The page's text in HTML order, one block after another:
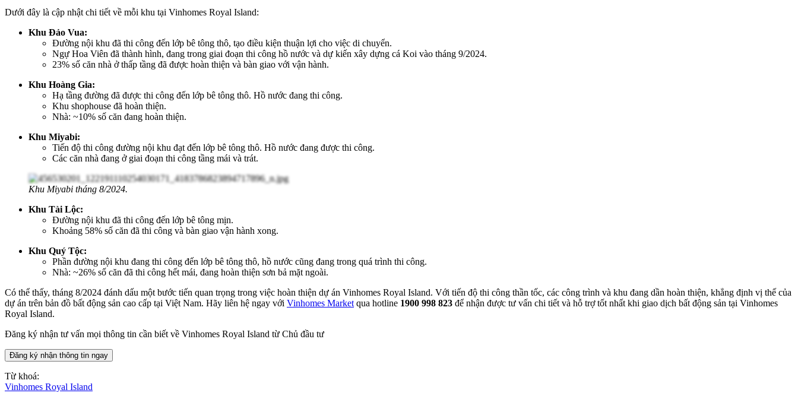
Dưới đây là cập nhật chi tiết về mỗi khu tại Vinhomes Royal Island:
Khu Đảo Vua:
Đường nội khu đã thi công đến lớp bê tông thô, tạo điều kiện thuận lợi cho việc di chuyển.
Ngự Hoa Viên đã thành hình, đang trong giai đoạn thi công hồ nước và dự kiến ​​xây dựng cá Koi vào tháng 9/2024.
23% số căn nhà ở thấp tầng đã được hoàn thiện và bàn giao với vận hành.
Khu Hoàng Gia:
Hạ tầng đường đã được thi công đến lớp bê tông thô. Hồ nước đang thi công.
Khu shophouse đã hoàn thiện.
Nhà: ~10% số căn đang hoàn thiện.
Khu Miyabi:
Tiến độ thi công đường nội khu đạt đến lớp bê tông thô. Hồ nước đang được thi công.
Các căn nhà đang ở giai đoạn thi công tầng mái và trát.
Khu Miyabi tháng 8/2024.
Khu Tài Lộc:
Đường nội khu đã thi công đến lớp bê tông mịn.
Khoảng 58% số căn đã thi công và bàn giao vận hành xong.
Khu Quý Tộc:
Phần đường nội khu đang thi công đến lớp bê tông thô, hồ nước cũng đang trong quá trình thi công.
Nhà: ~26% số căn đã thi công hết mái, đang hoàn thiện sơn bả mặt ngoài.
Có thể thấy, tháng 8/2024 đánh dấu một bước tiến quan trọng trong việc hoàn thiện dự án Vinhomes Royal Island. Với tiến độ thi công thần tốc, các công trình và khu đang dần hoàn thiện, khẳng định vị thế của
dự án trên bản đồ bất động sản cao cấp tại Việt Nam. Hãy liên hệ ngay với Vinhomes Market qua hotline 1900 998 823 để nhận được tư vấn chi tiết và hỗ trợ tốt nhất khi giao dịch bất động sản tại Vinhomes
Royal Island.
Đăng ký nhận tư vấn mọi thông tin cần biết về Vinhomes Royal Island từ Chủ đầu tư
Đăng ký nhận thông tin ngay
Từ khoá:
Vinhomes Royal Island